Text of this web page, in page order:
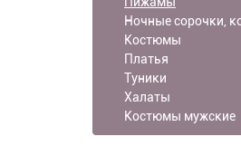
Ночные сорочки,
Костюмы
Платья
Туники
Халаты
Костюмы мужские